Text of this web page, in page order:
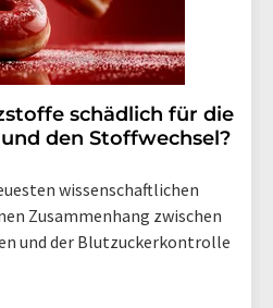
schädlich für die
den Stoffwechsel?
wissenschaftlichen
Zusammenhang zwischen
und der Blutzuckerkontrolle